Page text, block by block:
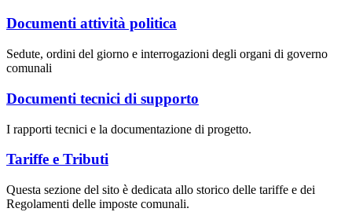
Documenti attività politica
Sedute, ordini del giorno e interrogazioni degli organi di governo
comunali
Documenti tecnici di supporto
I rapporti tecnici e la documentazione di progetto.
Tariffe e Tributi
Questa sezione del sito è dedicata allo storico delle tariffe e dei
Regolamenti delle imposte comunali.